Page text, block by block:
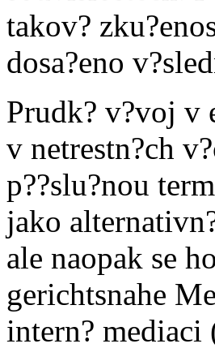
takov?
dosa?eno
Prudk? v?voj v
v netrestn?ch
p??slu?nou
jako
ale naopak se
gerichtsnahe
intern?